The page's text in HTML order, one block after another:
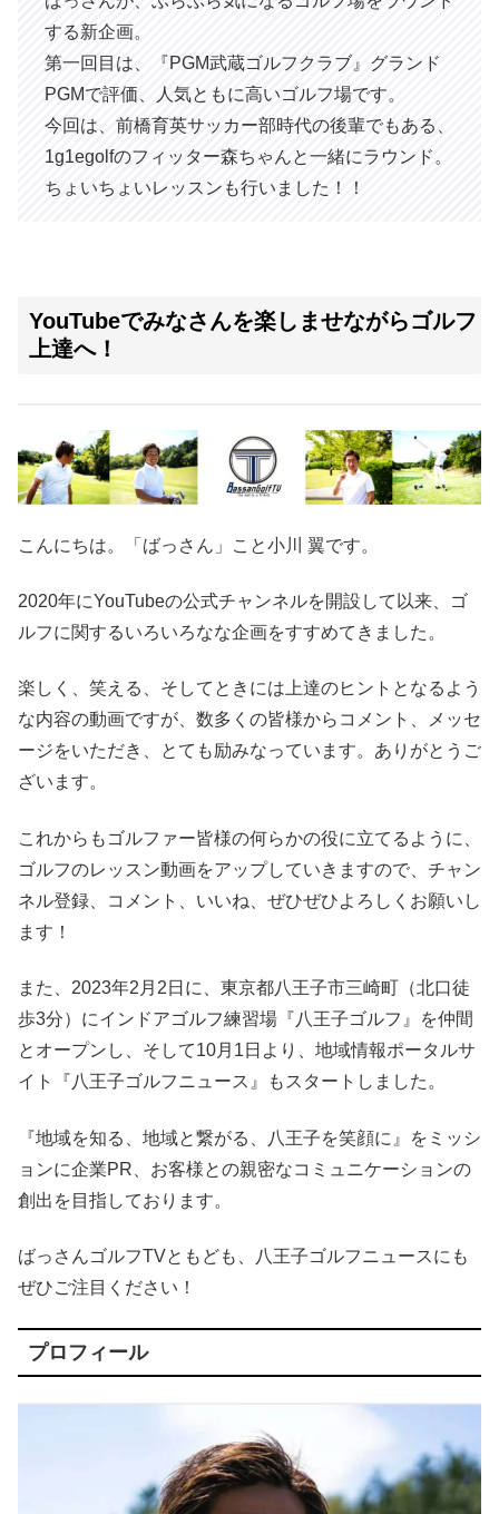
する新企画。
第一回目は、『PGM武蔵ゴルフクラブ』グランド
PGMで評価、人気ともに高いゴルフ場です。
今回は、前橋育英サッカー部時代の後輩でもある、
1g1egolfのフィッター森ちゃんと一緒にラウンド。
ちょいちょいレッスンも行いました！！
YouTubeでみなさんを楽しませながらゴルフ
上達へ！
こんにちは。「ばっさん」こと小川 翼です。
2020年にYouTubeの公式チャンネルを開設して以来、ゴ
ルフに関するいろいろなな企画をすすめてきました。
楽しく、笑える、そしてときには上達のヒントとなるよう
な内容の動画ですが、数多くの皆様からコメント、メッセ
ージをいただき、とても励みなっています。ありがとうご
ざいます。
これからもゴルファー皆様の何らかの役に立てるように、
ゴルフのレッスン動画をアップしていきますので、チャン
ネル登録、コメント、いいね、ぜひぜひよろしくお願いし
ます！
また、2023年2月2日に、東京都八王子市三崎町（北口徒
歩3分）にインドアゴルフ練習場『八王子ゴルフ』を仲間
とオープンし、そして10月1日より、地域情報ポータルサ
イト『八王子ゴルフニュース』もスタートしました。
『地域を知る、地域と繋がる、八王子を笑顔に』をミッシ
ョンに企業PR、お客様との親密なコミュニケーションの
創出を目指しております。
ばっさんゴルフTVともども、八王子ゴルフニュースにも
ぜひご注目ください！
プロフィール